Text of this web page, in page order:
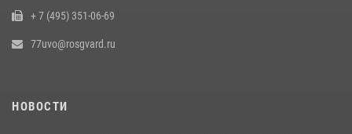
17 июля 2026, 14:00
+ 7 (495) 351-06-69
77uvo@rosgvard.ru
НОВОСТИ